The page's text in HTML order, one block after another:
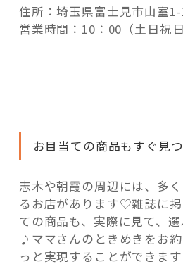
住所：埼玉県富士見市山室
営業時間：10：00（土日祝
お目当ての商品もすぐ見つ
志木や朝霞の周辺には、多
るお店があります♡雑誌に
ての商品も、実際に見て、
♪ママさんのときめきをお
っと実現することができま